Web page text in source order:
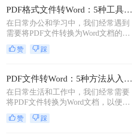
域多年的测评博主，我深知一份格式
错乱、需要手动调整数小时的Word文
档，对职场人来说是多么糟糕的体
验。那么pdf转word如何保留原格式
呢？
PDF格式文件转Word：5种工具按文件来源和用途对照选择！
在日常办公和学习中，我们经常遇到
需要将PDF文件转换为Word文档的需
求。PDF格式的文件如何转Word一直
是困扰许多用户的难题。无论是需要
调整报告格式，掌握高效的PDF转
Word技巧都至关重要。本文将为您详
细介绍几种经过实践验证的有效方
法，帮助您快速解决格式转换问题。
赞 踩
PDF文件转Word：5种方法从入门到避坑的实操指南！
在日常生活和工作中，我们经常需要
将PDF文件转换为Word文档，以便于
编辑和修改。那么怎么把pdf文件转换
成word呢？本文将详细介绍几种将
赞 踩